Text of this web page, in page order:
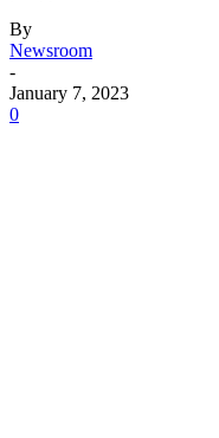
By
Newsroom
-
January 7, 2023
0